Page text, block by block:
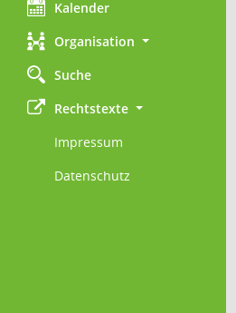
Kalender
Organisation
Suche
Rechtstexte
Impressum
Datenschutz